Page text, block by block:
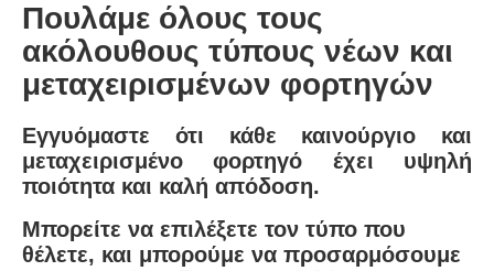
Πουλάμε όλους τους
ακόλουθους τύπους νέων και
μεταχειρισμένων φορτηγών
Εγγυόμαστε ότι κάθε καινούργιο και
μεταχειρισμένο φορτηγό έχει υψηλή
ποιότητα και καλή απόδοση.
Μπορείτε να επιλέξετε τον τύπο που
θέλετε, και μπορούμε να προσαρμόσουμε